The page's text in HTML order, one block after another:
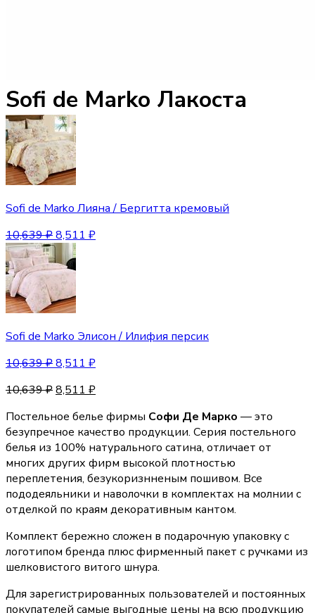
Sofi de Marko Лакоста
Sofi de Marko Лияна / Бергитта кремовый
10,639₽8,511 ₽
Sofi de Marko Элисон / Илифия персик
10,639₽8,511 ₽
10,639₽8,511 ₽
Постельное белье фирмы Софи Де Марко — это
безупречное качество продукции. Серия постельного
белья из 100% натурального сатина, отличает от
многих других фирм высокой плотностью
переплетения, безукоризнненым пошивом. Все
пододеяльники и наволочки в комплектах на молнии с
отделкой по краям декоративным кантом.
Комплект бережно сложен в подарочную упаковку с
логотипом бренда плюс фирменный пакет с ручками из
шелковистого витого шнура.
Для зарегистрированных пользователей и постоянных
покупателей самые выгодные цены на всю продукцию